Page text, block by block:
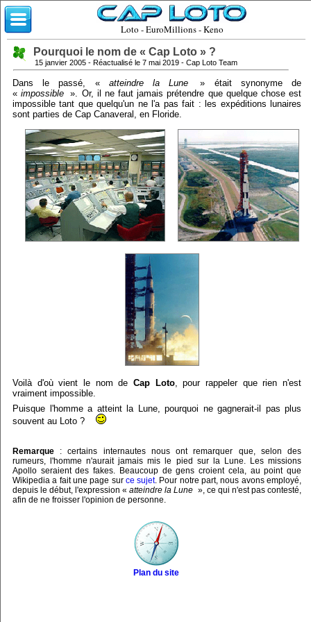
Loto - EuroMillions - Keno
Pourquoi le nom de « Cap Loto » ?
15 janvier 2005 - Réactualisé le 7 mai 2019 - Cap Loto Team
Dans le passé, « atteindre la Lune
» était synonyme de
«impossible ». Or, il ne faut jamais prétendre que quelque chose est
impossible tant que quelqu'un ne l'a pas fait : les expéditions lunaires
sont parties de Cap Canaveral, en Floride.
Voilà d'où vient le nom de Cap Loto, pour rappeler que rien n'est
vraiment impossible.
Puisque l'homme a atteint la Lune, pourquoi ne gagnerait-il pas plus
souvent au Loto ?
Remarque : certains internautes nous ont remarquer que, selon des
rumeurs, l'homme n'aurait jamais mis le pied sur la Lune. Les missions
Apollo seraient des fakes. Beaucoup de gens croient cela, au point que
Wikipedia a fait une page sur ce sujet. Pour notre part, nous avons employé,
depuis le début, l'expression « atteindre la Lune », ce qui n'est pas contesté,
afin de ne froisser l'opinion de personne.
Plan du site